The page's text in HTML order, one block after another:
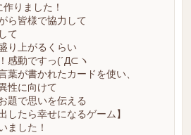
りました！
ら皆様で協力して
て
り上がるくらい
感動ですっ(´Д⊂ヽ
葉が書かれたカードを使い、
性に向けて
題で思いを伝える
したら幸せになるゲーム】
ました！